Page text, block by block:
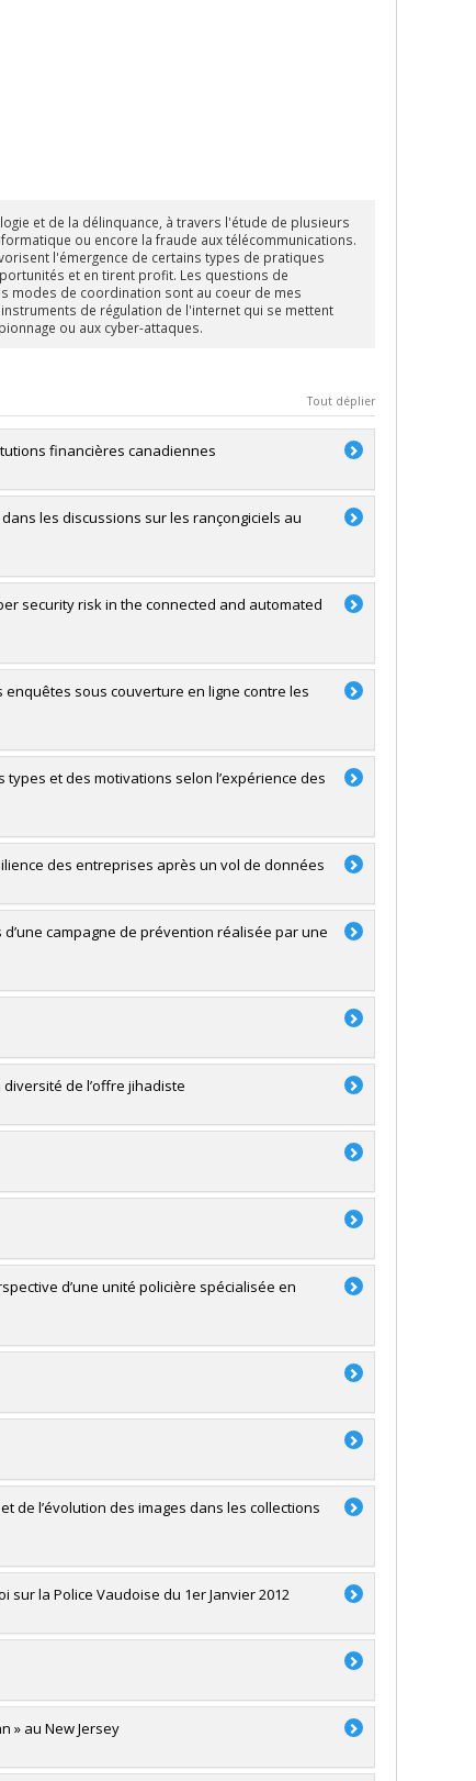
et de la délinquance, à travers l'étude de plusieurs
ou encore la fraude aux télécommunications.
l'émergence de certains types de pratiques
et en tirent profit. Les questions de
modes de coordination sont au coeur de mes
de régulation de l'internet qui se mettent
ou aux cyber-attaques.
Tout déplier
financières canadiennes
les discussions sur les rançongiciels au
security risk in the connected and automated
enquêtes sous couverture en ligne contre les
et des motivations selon l’expérience des
des entreprises après un vol de données
campagne de prévention réalisée par une
de l’offre jihadiste
d’une unité policière spécialisée en
de l’évolution des images dans les collections
la Police Vaudoise du 1er Janvier 2012
» au New Jersey